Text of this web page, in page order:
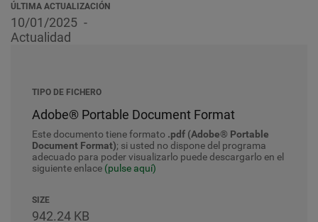
ÚLTIMA ACTUALIZACIÓN
10/01/2025
Actualidad
TIPO DE FICHERO
Adobe® Portable Document Format
Este documento tiene formato .pdf (Adobe® Portable
Document Format); si usted no dispone del programa
adecuado para poder visualizarlo puede descargarlo en el
siguiente enlace (pulse aquí)
SIZE
942.24 KB